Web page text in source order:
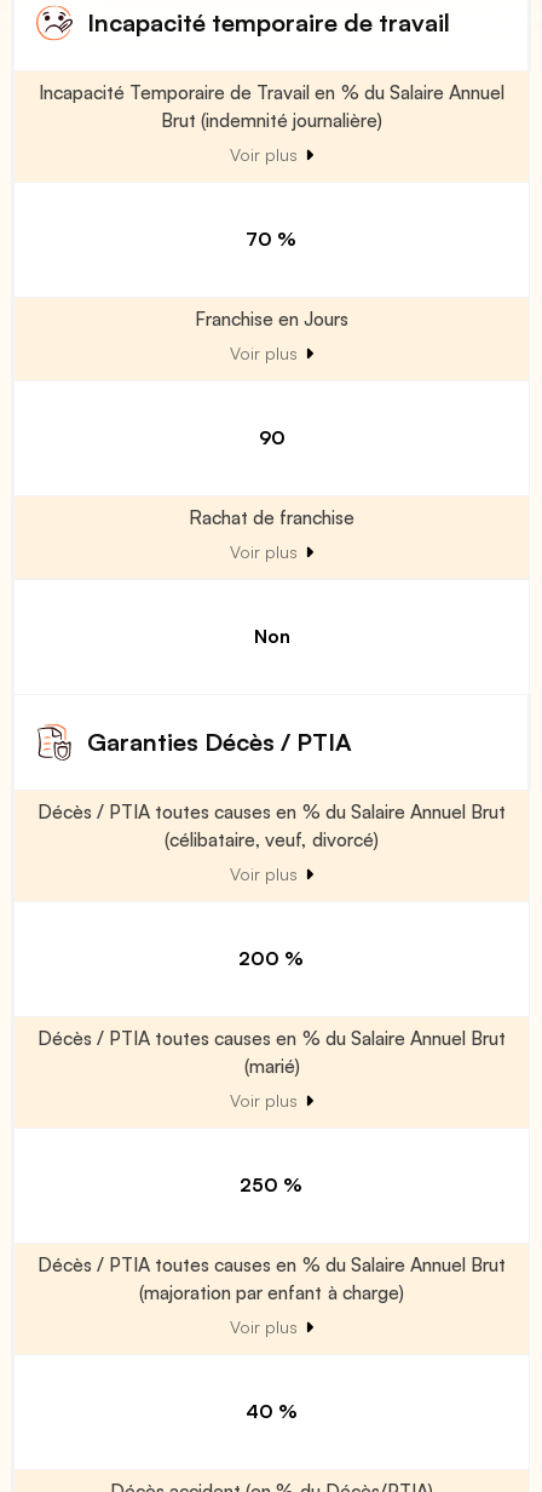
Incapacité temporaire de travail
Incapacité Temporaire de Travail en % du Salaire Annuel
Brut (indemnité journalière)
Voir plus
70 %
Franchise en Jours
Voir plus
90
Rachat de franchise
Voir plus
Non
Garanties Décès / PTIA
Décès / PTIA toutes causes en % du Salaire Annuel Brut
(célibataire, veuf, divorcé)
Voir plus
200 %
Décès / PTIA toutes causes en % du Salaire Annuel Brut
(marié)
Voir plus
250 %
Décès / PTIA toutes causes en % du Salaire Annuel Brut
(majoration par enfant à charge)
Voir plus
40 %